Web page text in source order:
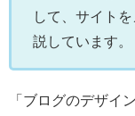
して、サイト
説しています。
「ブログのデザイ